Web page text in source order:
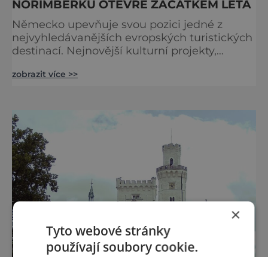
NORIMBERKU OTEVŘE ZAČÁTKEM LÉTA
Německo upevňuje svou pozici jedné z
nejvyhledávanějších evropských turistických
destinací. Nejnovější kulturní projekty,
rekonstrukce historických památek přitahují
moderní zážitky do jedinečné nabídky
turistických míst – přinášíme jejich výběr. Po
přibližně pětileté
zobrazit více >>
×
Tyto webové stránky
používají soubory cookie.